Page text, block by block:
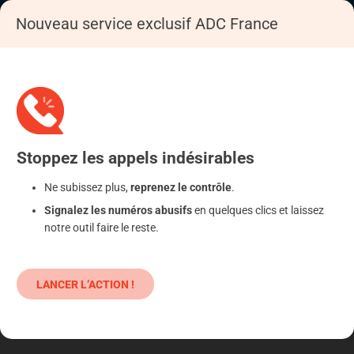
Nouveau service exclusif ADC France
Stoppez les appels indésirables
Ne subissez plus, reprenez le contrôle.
Signalez les numéros abusifsen quelques clics et laissez
notre outil faire le reste.
LANCER L’ACTION !